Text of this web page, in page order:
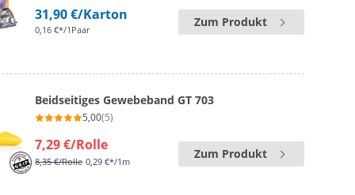
31,90 €/Karton
0,16 €*/1Paar
Zum Produkt
Beidseitiges Gewebeband GT 703
5,00(5)
7,29 €/Rolle
8,35 €/Rolle 0,29 €*/1m
Zum Produkt